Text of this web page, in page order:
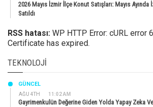
2026 Mayıs İzmir İlçe Konut Satışları: Mayıs Ayında
Satıldı
RSS hatası: WP HTTP Error: cURL error
Certificate has expired.
TEKNOLOJI
AĞU 4TH 11:02 AM
GÜNCEL
Gayrimenkulün Değerine Giden Yolda Yapay Zeka